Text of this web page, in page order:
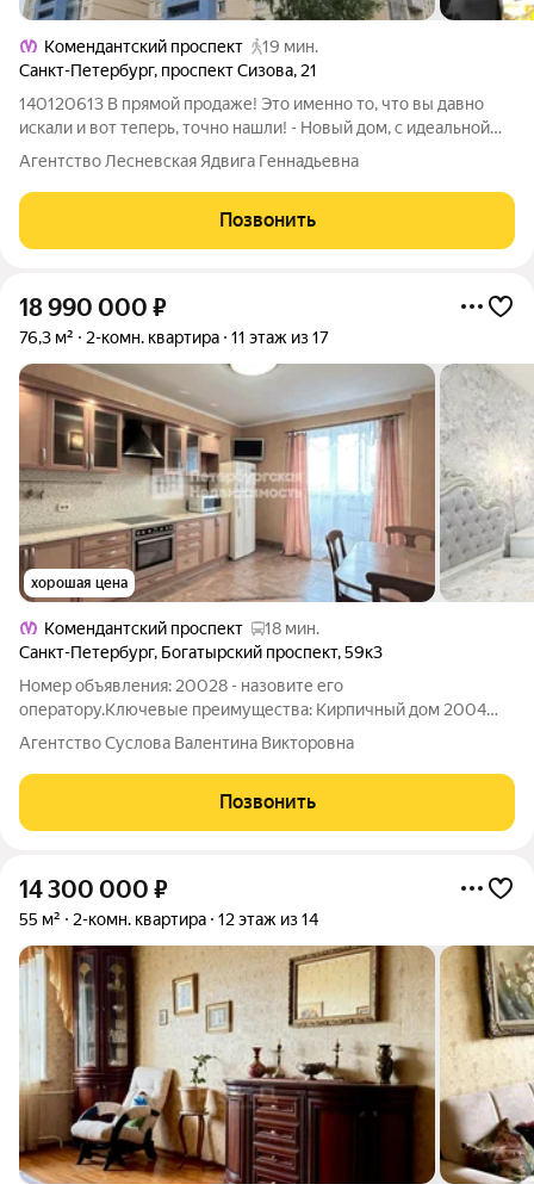
Комендантский проспект
19 мин.
Санкт-Петербург, проспект Сизова, 21
140120613 В прямой продаже! Это именно то, что вы давно
искали и вот теперь, точно нашли! - Новый дом, с идеальной
парадной и обслуживающей организацией; - Королевский
метраж с изолированными комнатами; - Две лоджии; -
Раздельный санузел; - Кухня 9,7
Агентство Лесневская Ядвига Геннадьевна
Позвонить
18 990 000 ₽
76,3 м² 2-комн. квартира 11 этаж из 17
хорошая цена
Комендантский проспект
18 мин.
Санкт-Петербург, Богатырский проспект,59к3
Номер объявления: 20028 - назовите его
оператору.Ключевые преимущества: Кирпичный дом 2004
года построен по индивидуальному проекту, расположен в
Приморском районе, рядом с Юнтоловским заказником.
Тишина, экология, престиж. Охраняемая территория,
Агентство Суслова Валентина Викторовна
Позвонить
14 300 000 ₽
55 м² 2-комн. квартира 12 этаж из 14